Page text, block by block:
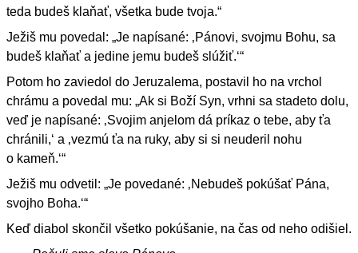
teda budeš klaňať, všetka bude tvoja.“
Ježiš mu povedal: „Je napísané: ‚Pánovi, svojmu Bohu, sa
budeš klaňať a jedine jemu budeš slúžiť.‘“
Potom ho zaviedol do Jeruzalema, postavil ho na vrchol
chrámu a povedal mu: „Ak si Boží Syn, vrhni sa stadeto dolu,
veď je napísané: ‚Svojim anjelom dá príkaz o tebe, aby ťa
chránili,‘ a ‚vezmú ťa na ruky, aby si si neuderil nohu
o kameň.‘“
Ježiš mu odvetil: „Je povedané: ‚Nebudeš pokúšať Pána,
svojho Boha.‘“
Keď diabol skončil všetko pokúšanie, na čas od neho odišiel.